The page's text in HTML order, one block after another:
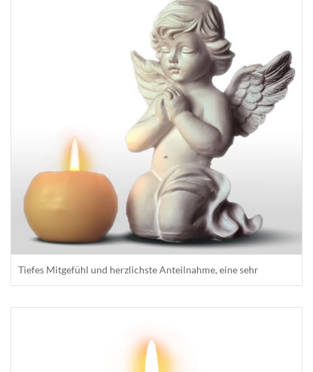
Tiefes Mitgefühl und herzlichste Anteilnahme, eine sehr